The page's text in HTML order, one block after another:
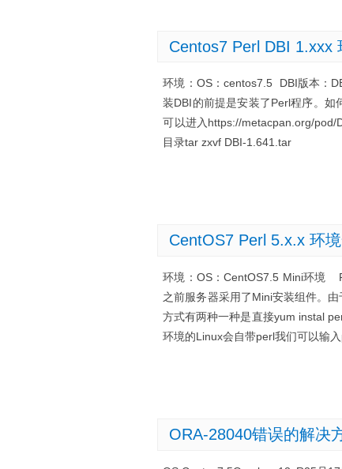
Centos7 Perl DBI 1.xxx
环境：OS：centos7.5 DBI版本：
装DBI的前提是安装了Perl程序。如
可以进入https://metacpan.org/
目录tar zxvf DBI-1.641.tar
CentOS7 Perl 5.x.x 环
环境：OS：CentOS7.5 Mini环境
之前服务器采用了Mini安装组件。
方式有两种一种是直接yum instal
环境的Linux会自带perl我们可以输
ORA-28040错误的解决